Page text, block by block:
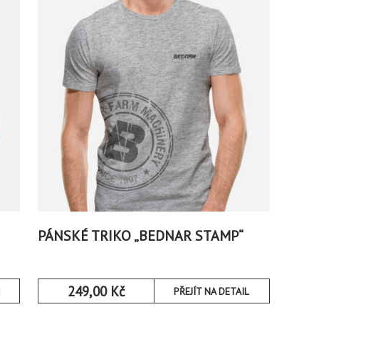
PÁNSKÉ TRIKO „BEDNAR STAMP“
249,00 Kč PŘEJÍT NA DETAIL